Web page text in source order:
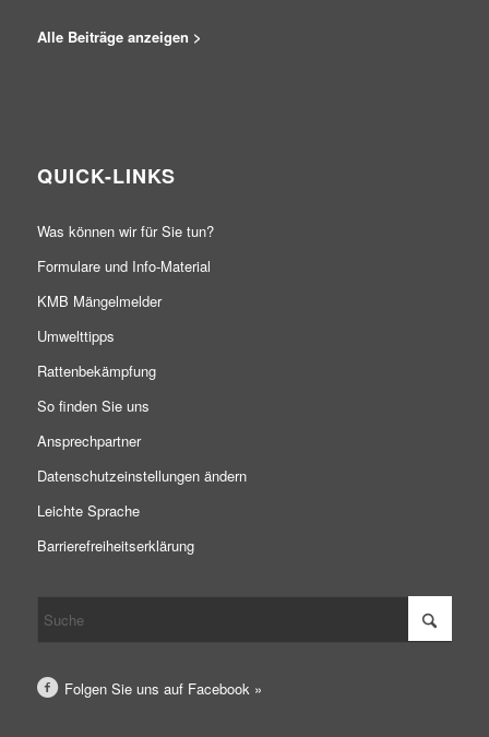
Alle Beiträge anzeigen >
QUICK-LINKS
Was können wir für Sie tun?
Formulare und Info-Material
KMB Mängelmelder
Umwelttipps
Rattenbekämpfung
So finden Sie uns
Ansprechpartner
Datenschutzeinstellungen ändern
Leichte Sprache
Barrierefreiheitserklärung
Folgen Sie uns auf Facebook »